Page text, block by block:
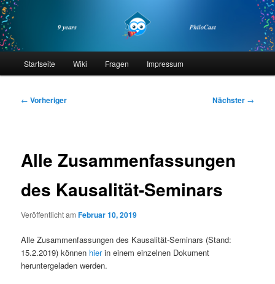
Zum
primären
Inhalt
springenphilocast
Startseite Wiki Fragen Impressum
Beitragsnavigation
← Vorheriger Nächster →
Alle Zusammenfassungen
des Kausalität-Seminars
Veröffentlicht amFebruar 10, 2019
Alle Zusammenfassungen des Kausalität-Seminars (Stand:
15.2.2019) können hierin einem einzelnen Dokument
heruntergeladen werden.